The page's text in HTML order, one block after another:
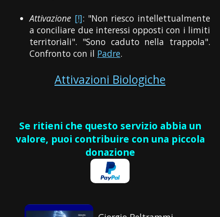
Attivazione [!]: "Non riesco intellettualmente
a conciliare due interessi opposti con i limiti
territoriali". "Sono caduto nella trappola".
Confronto con il Padre.
Attivazioni Biologiche
Se ritieni che questo servizio abbia un
valore, puoi contribuire con una piccola
donazione